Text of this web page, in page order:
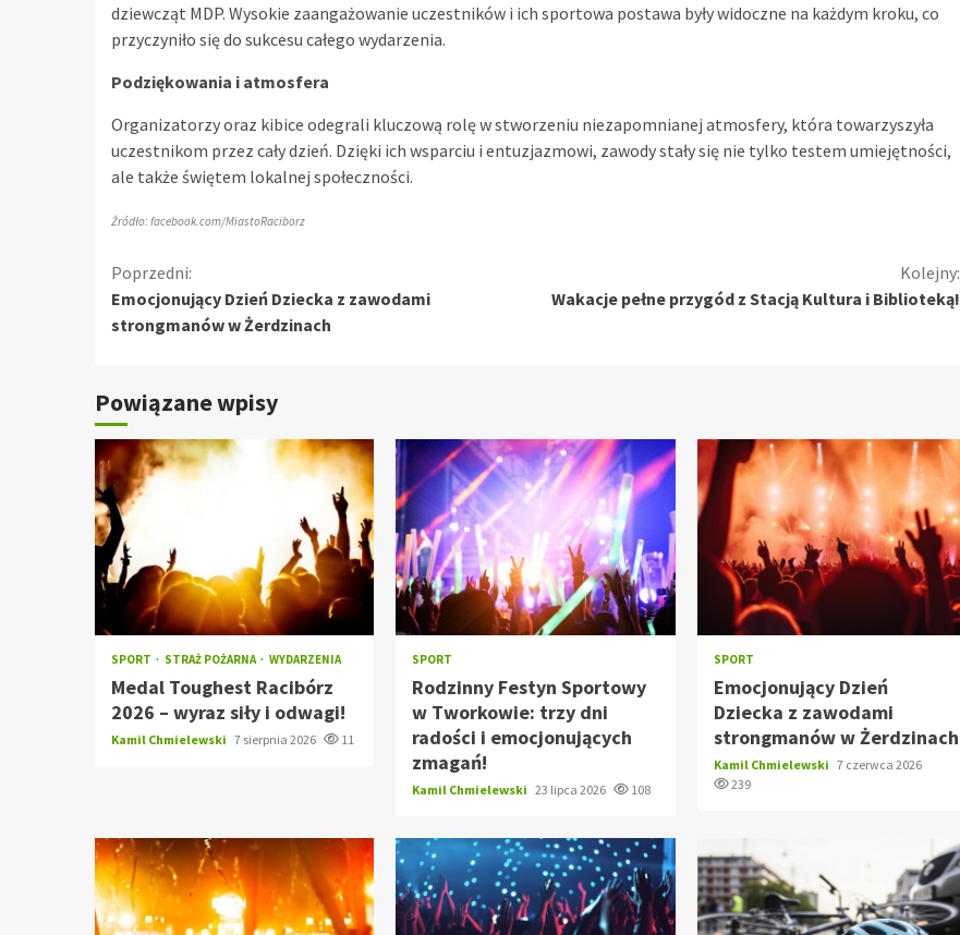
dziewcząt MDP. Wysokie zaangażowanie uczestników i ich sportowa postawa były widoczne na każdym kroku, co
przyczyniło się do sukcesu całego wydarzenia.
Podziękowania i atmosfera
Organizatorzy oraz kibice odegrali kluczową rolę w stworzeniu niezapomnianej atmosfery, która towarzyszyła
uczestnikom przez cały dzień. Dzięki ich wsparciu i entuzjazmowi, zawody stały się nie tylko testem umiejętności,
ale także świętem lokalnej społeczności.
Źródło: facebook.com/MiastoRaciborz
Kontynuuj
czytanie
Poprzedni:
Emocjonujący Dzień Dziecka z zawodami
strongmanów w Żerdzinach
Kolejny:
Wakacje pełne przygód z Stacją Kultura i Biblioteką!
Powiązane wpisy
SPORT STRAŻ POŻARNA WYDARZENIA
Medal Toughest Racibórz
2026 – wyraz siły i odwagi!
Kamil Chmielewski 7 sierpnia 2026 11
SPORT
Rodzinny Festyn Sportowy
w Tworkowie: trzy dni
radości i emocjonujących
zmagań!
Kamil Chmielewski 23 lipca 2026 108
SPORT
Emocjonujący Dzień
Dziecka z zawodami
strongmanów w Żerdzinach
Kamil Chmielewski 7 czerwca 2026
239